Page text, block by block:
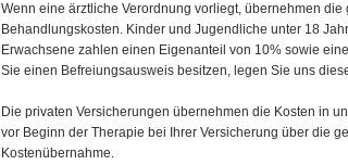
Wenn eine ärztliche Verordnung vorliegt, übernehmen
Behandlungskosten. Kinder und Jugendliche unter 18
Erwachsene zahlen einen Eigenanteil von 10% sowie
Sie einen Befreiungsausweis besitzen, legen Sie uns
Die privaten Versicherungen übernehmen die Kosten in
vor Beginn der Therapie bei Ihrer Versicherung über die
Kostenübernahme.